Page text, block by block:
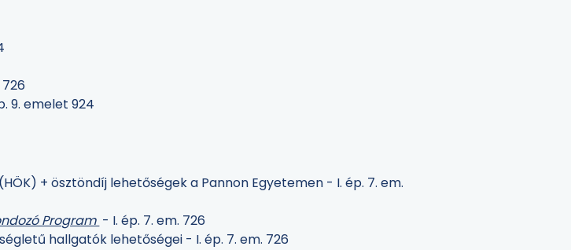
9. emelet 924
+ ösztöndíj lehetőségek a Pannon Egyetemen - I. ép. 7. em.
Program - I. ép. 7. em. 726
hallgatók lehetőségei - I. ép. 7. em. 726